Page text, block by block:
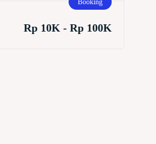
Booking
Rp 10K - Rp 100K